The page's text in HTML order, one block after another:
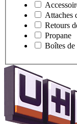
Attaches
Retours
Propane
Boîtes de